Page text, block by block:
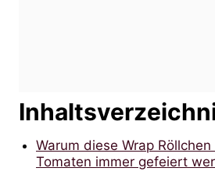
Warum diese Wrap
Tomaten immer gefeiert